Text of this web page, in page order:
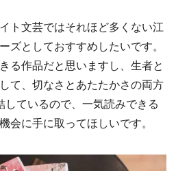
ト文芸ではそれほど多くない江
ズとしておすすめしたいです。
る作品だと思いますし、生者と
て、切なさとあたたかさの両方
ているので、一気読みできる
会に手に取ってほしいです。